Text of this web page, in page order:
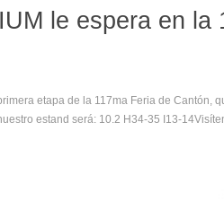
le espera en la
etapa de la 117ma Feria de Cantón,
estand será: 10.2 H34-35 I13-